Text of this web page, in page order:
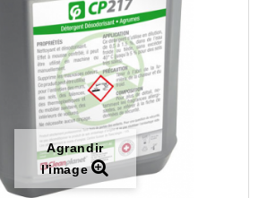
Agrandir
l'image